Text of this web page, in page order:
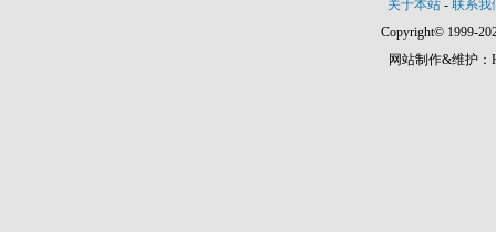
关于本站 - 联系我
Copyright© 1999-
网站制作&维护